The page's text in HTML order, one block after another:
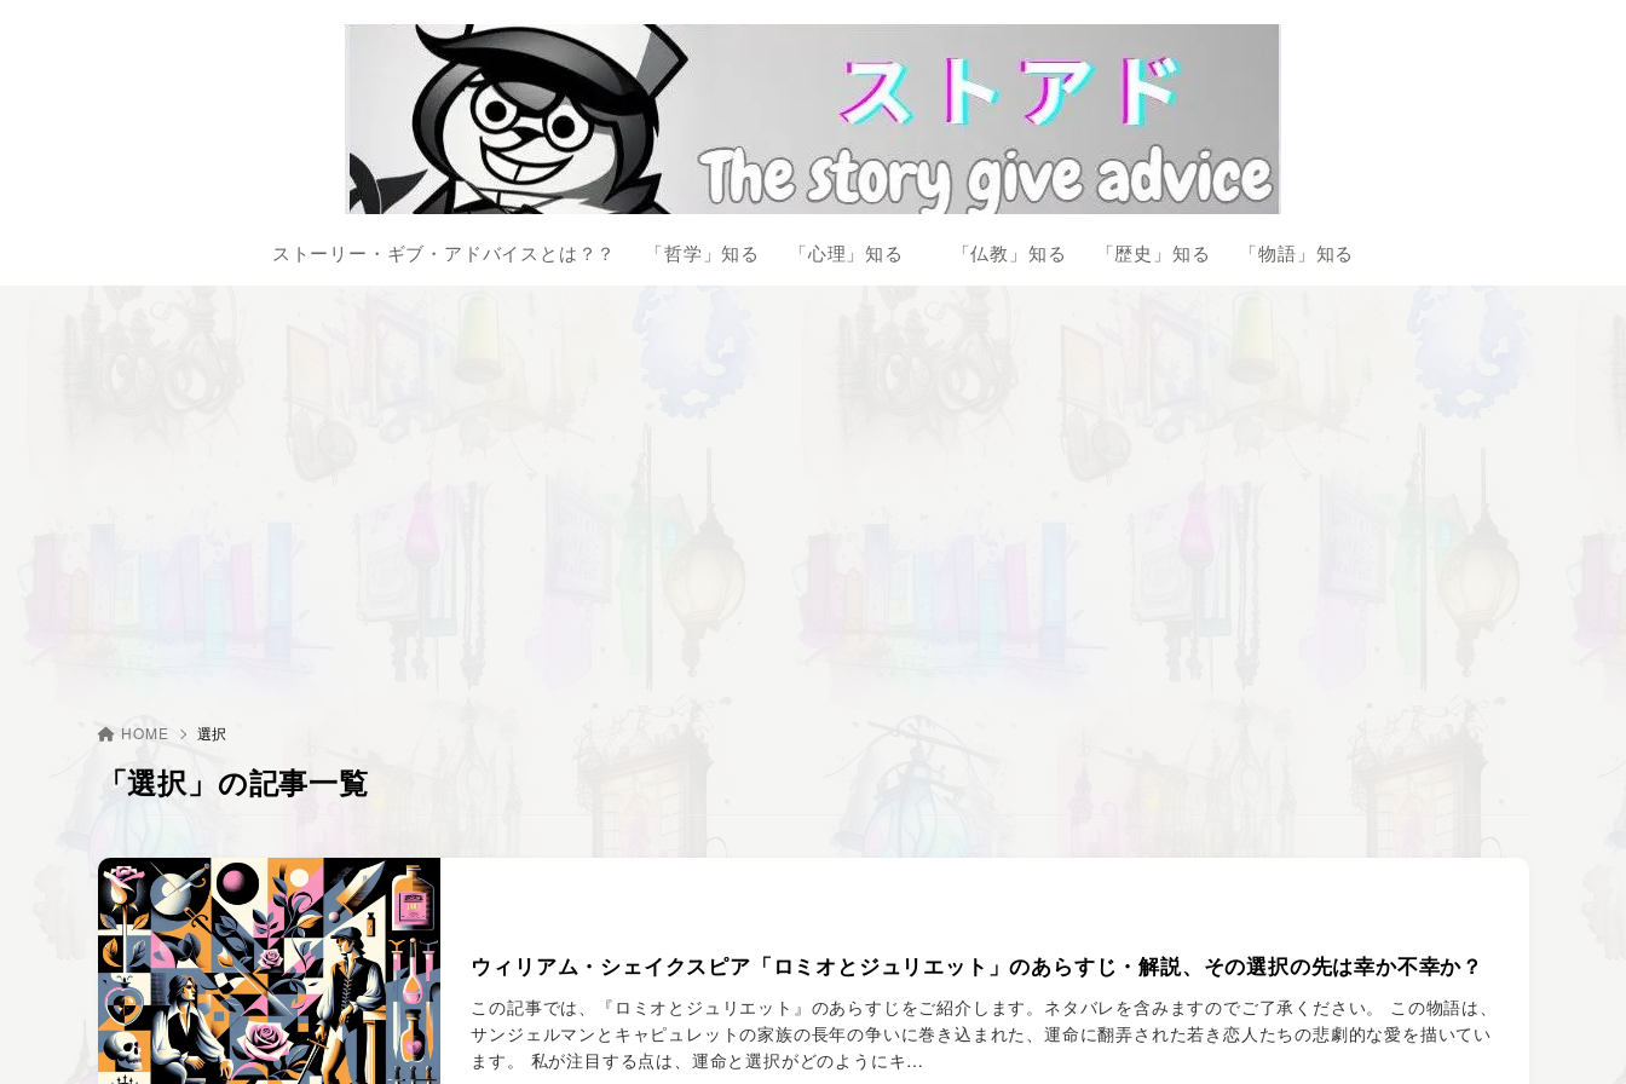
ストーリー・ギブ・アドバイスとは？？ 「哲学」知る 「心理」知る 「仏教」知る 「歴史」知る 「物語」知る
HOME 選択
「選択」の記事一覧
ウィリアム・シェイクスピア「ロミオとジュリエット」のあらすじ・解説、その選択の先は幸か不幸か？
この記事では、『ロミオとジュリエット』のあらすじをご紹介します。ネタバレを含みますのでご了承ください。 この物語は、
サンジェルマンとキャピュレットの家族の長年の争いに巻き込まれた、運命に翻弄された若き恋人たちの悲劇的な愛を描いてい
ます。 私が注目する点は、運命と選択がどのようにキ…